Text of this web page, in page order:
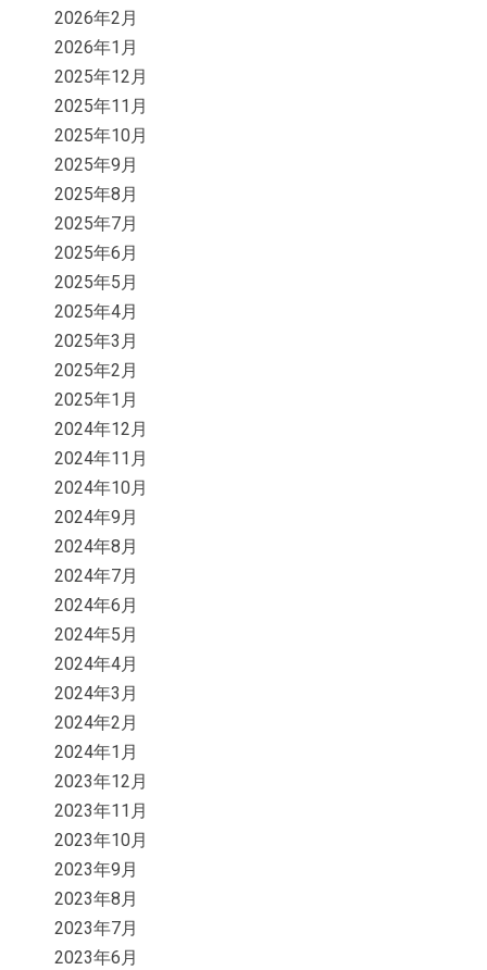
2026年2月
2026年1月
2025年12月
2025年11月
2025年10月
2025年9月
2025年8月
2025年7月
2025年6月
2025年5月
2025年4月
2025年3月
2025年2月
2025年1月
2024年12月
2024年11月
2024年10月
2024年9月
2024年8月
2024年7月
2024年6月
2024年5月
2024年4月
2024年3月
2024年2月
2024年1月
2023年12月
2023年11月
2023年10月
2023年9月
2023年8月
2023年7月
2023年6月